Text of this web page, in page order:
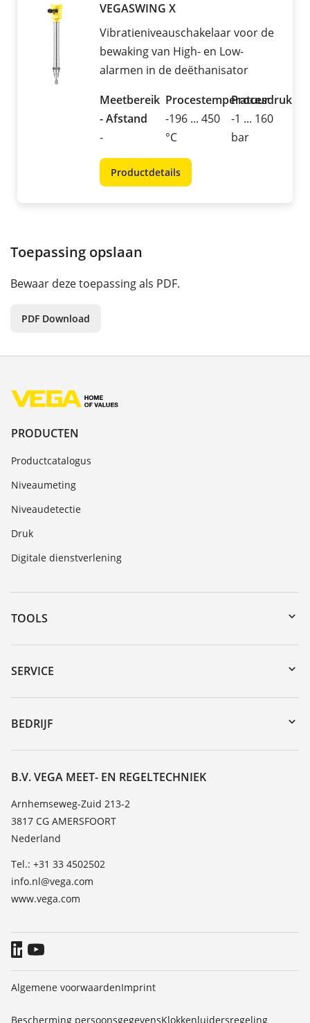
VEGASWING X
Vibratieniveauschakelaar voor de
bewaking van High- en Low-
alarmen in de deëthanisator
Meetbereik
- Afstand
-
Procestemperatuur
-196 ... 450
°C
Procesdruk
-1 ... 160
bar
Productdetails
Toepassing opslaan
Bewaar deze toepassing als PDF.
PDF Download
PRODUCTEN
Productcatalogus
Niveaumeting
Niveaudetectie
Druk
Digitale dienstverlening
TOOLS
myVEGA
Downloads
DTM Collection/PACTware
SERVICE
Reparatieformulier instrument
Seminars
TeamViewer
BEDRIJF
Vacature
Over VEGA
Contact
Nieuws
Persberichten
Blog
B.V. VEGA MEET- EN REGELTECHNIEK
Arnhemseweg-Zuid 213-2
3817 CG AMERSFOORT
Nederland
Tel.: +31 33 4502502
info.nl@vega.com
www.vega.com
Algemene voorwaardenImprint
Bescherming persoonsgegevensKlokkenluidersregeling